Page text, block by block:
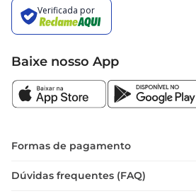
Baixe nosso App
Formas de pagamento
Dúvidas frequentes (FAQ)